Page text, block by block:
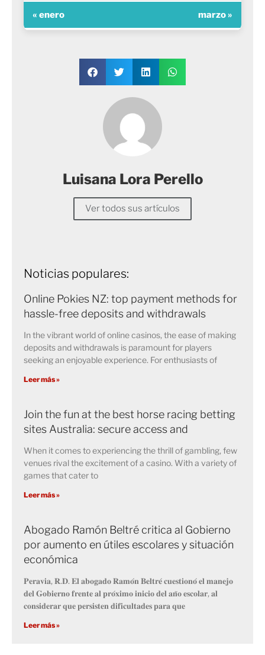
« enero marzo »
Luisana Lora Perello
Ver todos sus artículos
Noticias populares:
Online Pokies NZ: top payment methods for
hassle-free deposits and withdrawals
In the vibrant world of online casinos, the ease of making
deposits and withdrawals is paramount for players
seeking an enjoyable experience. For enthusiasts of
Leer más »
Join the fun at the best horse racing betting
sites Australia: secure access and
When it comes to experiencing the thrill of gambling, few
venues rival the excitement of a casino. With a variety of
games that cater to
Leer más »
Abogado Ramón Beltré critica al Gobierno
por aumento en útiles escolares y situación
económica
𝐏𝐞𝐫𝐚𝐯𝐢𝐚, 𝐑.𝐃. 𝐄𝐥 𝐚𝐛𝐨𝐠𝐚𝐝𝐨 𝐑𝐚𝐦𝐨́𝐧 𝐁𝐞𝐥𝐭𝐫𝐞́ 𝐜𝐮𝐞𝐬𝐭𝐢𝐨𝐧𝐨́ 𝐞𝐥 𝐦𝐚𝐧𝐞𝐣𝐨
𝐝𝐞𝐥 𝐆𝐨𝐛𝐢𝐞𝐫𝐧𝐨 𝐟𝐫𝐞𝐧𝐭𝐞 𝐚𝐥 𝐩𝐫𝐨́𝐱𝐢𝐦𝐨 𝐢𝐧𝐢𝐜𝐢𝐨 𝐝𝐞𝐥 𝐚𝐧̃𝐨 𝐞𝐬𝐜𝐨𝐥𝐚𝐫, 𝐚𝐥
𝐜𝐨𝐧𝐬𝐢𝐝𝐞𝐫𝐚𝐫 𝐪𝐮𝐞 𝐩𝐞𝐫𝐬𝐢𝐬𝐭𝐞𝐧 𝐝𝐢𝐟𝐢𝐜𝐮𝐥𝐭𝐚𝐝𝐞𝐬 𝐩𝐚𝐫𝐚 𝐪𝐮𝐞
Leer más »